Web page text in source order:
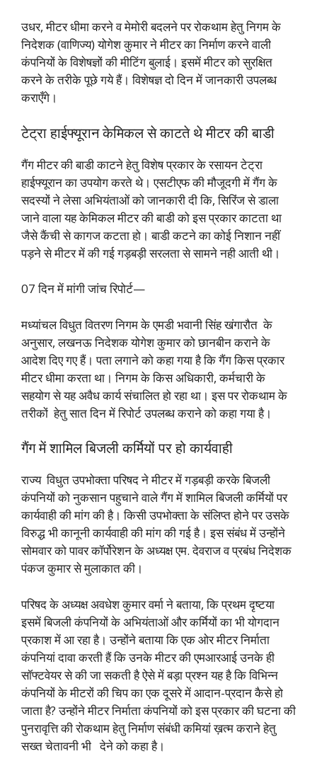
उधर, मीटर धीमा करने व मेमोरी बदलने पर रोकथाम हेतु निगम के
निदेशक (वाणिज्य) योगेश कुमार ने मीटर का निर्माण करने वाली
कंपनियों के विशेषज्ञों की मीटिंग बुलाई। इसमें मीटर को सुरक्षित
करने के तरीके पूछे गये हैं। विशेषज्ञ दो दिन में जानकारी उपलब्ध
कराएँगे।
टेट्रा हाईफ्यूरान केमिकल से काटते थे मीटर की बाडी
गैंग मीटर की बाडी काटने हेतु विशेष प्रकार के रसायन टेट्रा
हाईफ्यूरान का उपयोग करतेथे। एसटीएफ की मौजूदगी में गैंग के
सदस्यों ने लेसा अभियंताओं को जानकारी दी कि, सिरिंज से डाला
जाने वाला यह केमिकल मीटर की बाडी को इस प्रकार काटता था
जैसे कैंची से कागज कटता हो। बाडी कटने का कोई निशान नहीं
पड़ने से मीटर में की गई गड़बड़ी सरलता से सामने नही आती थी।
07 दिन में मांगी जांच रिपोर्ट—
मध्यांचल विधुत वितरण निगम के एमडी भवानी सिंह खंगारौत के
अनुसार, लखनऊ निदेशक योगेश कुमार को छानबीन कराने के
आदेश दिए गए हैं। पता लगाने को कहा गया है कि गैंग किस प्रकार
मीटर धीमा करता था। निगम के किस अधिकारी, कर्मचारी के
सहयोग से यह अवैध कार्य संचालित हो रहा था। इस पर रोकथाम के
तरीकों हेतु सात दिन में रिपोर्ट उपलब्ध कराने को कहा गया है।
गैंग में शामिल बिजली कर्मियों पर हो कार्यवाही
राज्य विधुत उपभोक्ता परिषद ने मीटर में गड़बड़ी करके बिजली
कंपनियों को नुकसान पहुचाने वाले गैंग में शामिल बिजली कर्मियों पर
कार्यवाही की मांग की है। किसी उपभोक्ता के संलिप्त होने पर उसके
विरुद्ध भी कानूनी कार्यवाही की मांग की गई है। इस संबंध में उन्होंने
सोमवार को पावर कॉर्पोरेशन के अध्यक्ष एम. देवराज व प्रबंध निदेशक
पंकज कुमार से मुलाकात की।
परिषद के अध्यक्ष अवधेश कुमार वर्मा ने बताया, कि प्रथम दृष्टया
इसमें बिजली कंपनियों के अभियंताओं और कर्मियों का भी योगदान
प्रकाश में आ रहा है। उन्होंने बताया कि एक ओर मीटर निर्माता
कंपनियां दावा करती हैं कि उनके मीटर की एमआरआई उनके ही
सॉफ्टवेयर से की जा सकती है ऐसे में बड़ा प्रश्न यह है कि विभिन्न
कंपनियों के मीटरों की चिप का एक दूसरे में आदान-प्रदान कैसे हो
जाता है? उन्होंने मीटर निर्माता कंपनियों को इस प्रकार की घटना की
पुनरावृत्ति की रोकथाम हेतु निर्माण संबंधी कमियां ख़त्म कराने हेतु
सख्त चेतावनी भी देने को कहा है।